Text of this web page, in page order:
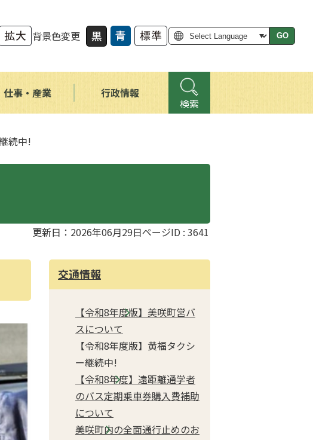
背景色変更 GO
仕事・産業 行政情報
検索
続中!
更新日：2026年06月29日ページID : 3641
交通情報
【令和8年度版】美咲町営バ
スについて
【令和8年度版】黄福タクシ
ー継続中!
【令和8年度】遠距離通学者
のバス定期乗車券購入費補助
について
美咲町内の全面通行止めのお